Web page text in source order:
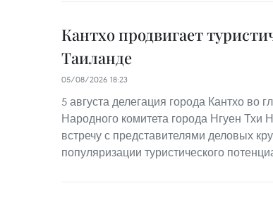
Кантхо продвигает
Таиланде
05/08/2026 18:23
5 августа делегация города Кантхо во
Народного комитета города Нгуен Тхи
встречу с представителями деловых
популяризации туристического